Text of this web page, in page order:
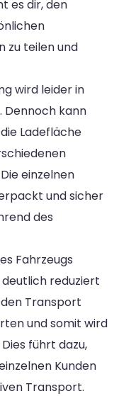
es dir, den
zu teilen und
wird leider in
Dennoch kann
Ladefläche
einzelnen
und sicher
des
Fahrzeugs
reduziert
Transport
und somit wird
führt dazu,
Kunden
Transport.